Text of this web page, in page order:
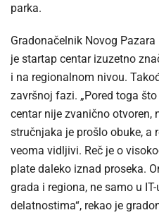
parka.
Gradonačelnik Novog
je startap centar izuzetno
i na regionalnom nivou.
završnoj fazi. „Pored toga
centar nije zvanično otvoren,
stručnjaka je prošlo obuke, a
veoma vidljivi. Reč je o
plate daleko iznad proseka.
grada i regiona, ne samo u
delatnostima“, rekao je